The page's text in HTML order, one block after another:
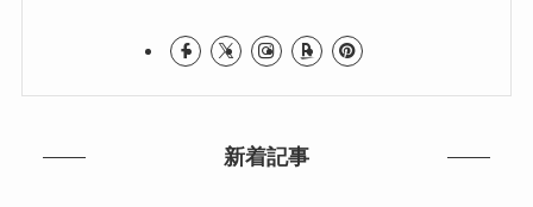
新着記事